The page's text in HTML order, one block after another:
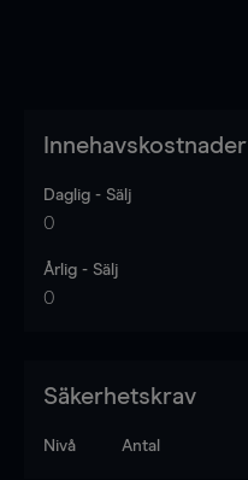
Innehavskostnader
Daglig - Sälj
0
Årlig - Sälj
0
Säkerhetskrav
Nivå Antal